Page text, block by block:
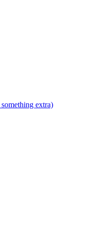
extra)